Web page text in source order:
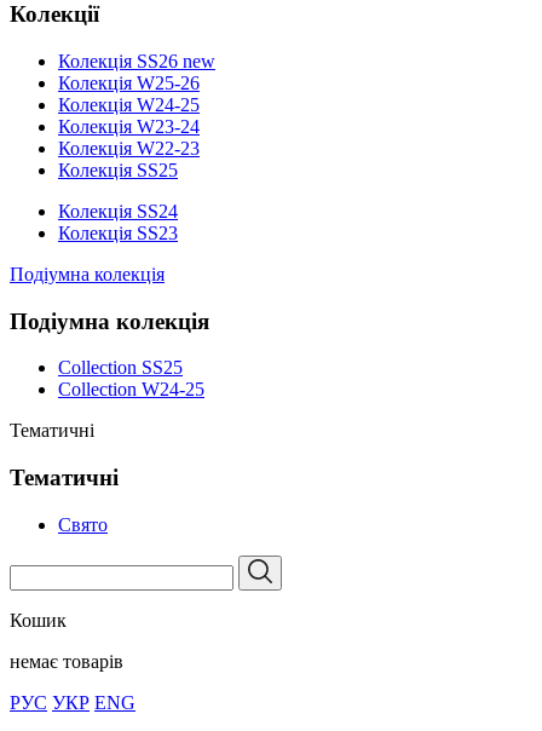
Колекції
Колекція SS26 new
Колекція W25-26
Колекція W24-25
Колекція W23-24
Колекція W22-23
Колекція SS25
Колекція SS24
Колекція SS23
Подіумна колекція
Подіумна колекція
Collection SS25
Collection W24-25
Тематичні
Тематичні
Свято
Кошик
немає товарів
РУС УКР ENG